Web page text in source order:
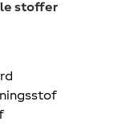
stoffer